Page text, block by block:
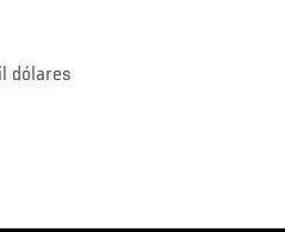
dólares